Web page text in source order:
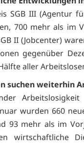
SGB III (Agentur
700 mehr als im
II (Jobcenter)
gegenüber
aller
suchen weiterhin
wurden 660
93 mehr als im
wirtschaftliche